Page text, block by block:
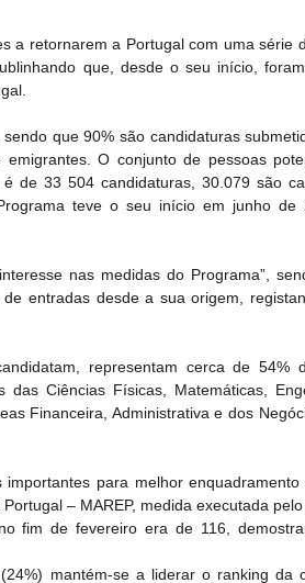
a retornarem a Portugal com uma série
que, desde o seu início,
que 90% são candidaturas
O conjunto de pessoas
de 33 504 candidaturas, 30.079 são
teve o seu início em junho de
nas medidas do Programa”,
entradas desde a sua origem,
representam cerca de 54%
das Ciências Físicas, Matemáticas,
Financeira, Administrativa e dos
para melhor
– MAREP, medida executada pelo
fim de fevereiro era de 116,
mantém-se a liderar o ranking da